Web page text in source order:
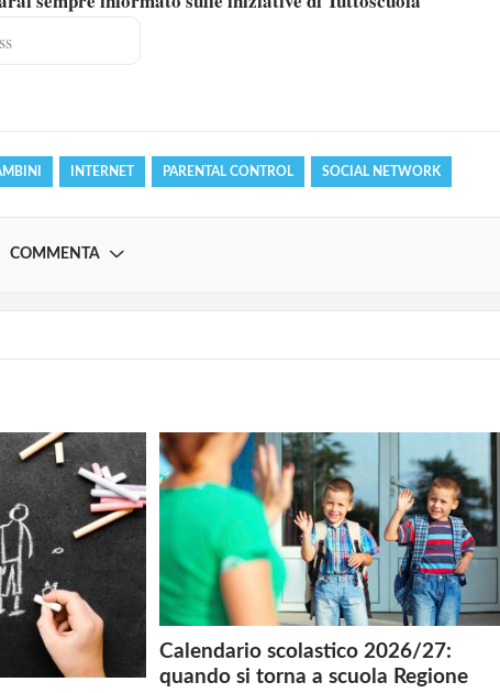
INTERNET PARENTAL CONTROL SOCIAL NETWORK
COMMENTA
registrati possono commentare!
Calendario scolastico 2026/27:
quando si torna a scuola Regione